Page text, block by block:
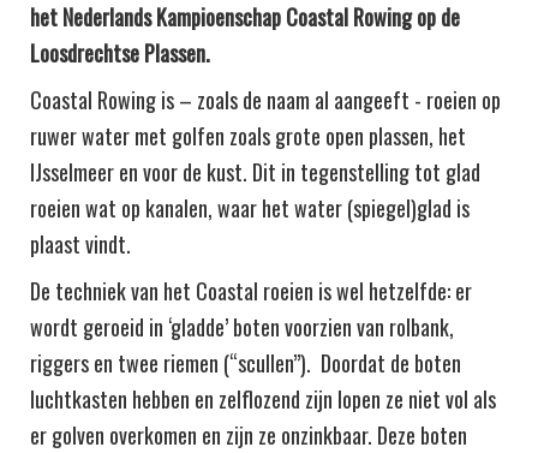
het Nederlands Kampioenschap Coastal Rowing op de
Loosdrechtse Plassen.
Coastal Rowing is – zoals de naam al aangeeft - roeien op
ruwer water met golfen zoals grote open plassen, het
IJsselmeer en voor de kust. Dit in tegenstelling tot glad
roeien wat op kanalen, waar het water (spiegel)glad is
plaast vindt.
De techniek van het Coastal roeien is wel hetzelfde: er
wordt geroeid in ‘gladde’ boten voorzien van rolbank,
riggers en twee riemen (“scullen”). Doordat de boten
luchtkasten hebben en zelflozend zijn lopen ze niet vol als
er golven overkomen en zijn ze onzinkbaar. Deze boten